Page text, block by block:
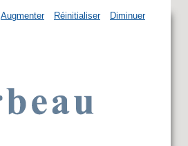
Augmenter Réinitialiser Diminuer